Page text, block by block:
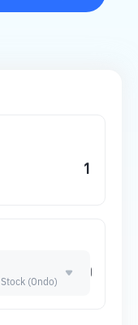
(Ondo)